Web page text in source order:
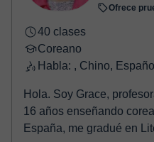
Ofrece
40 clases
Coreano
Habla: , Chino, Español
Hola. Soy Grace,
16 años enseñando
España, me gradué en